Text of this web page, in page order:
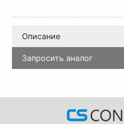
Описание
Запросить аналог